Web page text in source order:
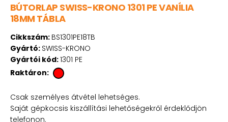
BÚTORLAP SWISS-KRONO 1301 PE VANÍLIA
18MM TÁBLA
Cikkszám: BS1301PE18TB
Gyártó: SWISS-KRONO
Gyártói kód:1301 PE
Raktáron:
Csak személyes átvétel lehetséges.
Saját gépkocsis kiszállítási lehetőségekről érdeklődjön
telefonon.